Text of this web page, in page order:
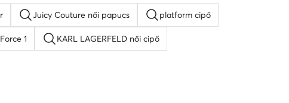
Juicy Couture női papucs platform cipő
1 KARL LAGERFELD női cipő